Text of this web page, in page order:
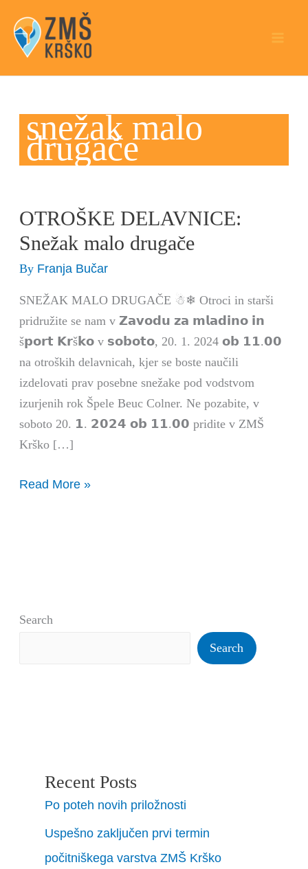
content
snežak malo
drugače
OTROŠKE DELAVNICE:
Snežak malo drugače
By Franja Bučar
SNEŽAK MALO DRUGAČE ☃❄ Otroci in starši
pridružite se nam v 𝗭𝗮𝘃𝗼𝗱𝘂 𝘇𝗮 𝗺𝗹𝗮𝗱𝗶𝗻𝗼 𝗶𝗻
š𝗽𝗼𝗿𝘁 𝗞𝗿š𝗸𝗼 v 𝘀𝗼𝗯𝗼𝘁𝗼, 20. 1. 2024 𝗼𝗯 𝟭𝟭.𝟬𝟬
na otroških delavnicah, kjer se boste naučili
izdelovati prav posebne snežake pod vodstvom
izurjenih rok Špele Beuc Colner. Ne pozabite, v
soboto 20. 𝟭. 𝟮𝟬𝟮𝟰 𝗼𝗯 𝟭𝟭.𝟬𝟬 pridite v ZMŠ
Krško […]
OTROŠKE
DELAVNICE:
malo
drugače
Read More »
Search
Search
Recent Posts
Po poteh novih priložnosti
Uspešno zaključen prvi termin
počitniškega varstva ZMŠ Krško